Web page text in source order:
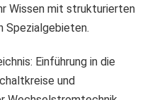
Wissen mit strukturierten
Spezialgebieten.
Einführung in die
und